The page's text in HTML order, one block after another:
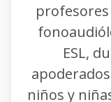
ESL,
niños y